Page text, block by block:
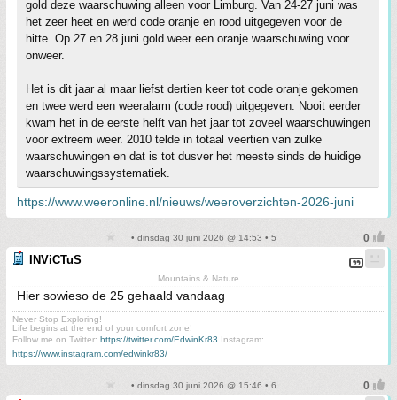
gold deze waarschuwing alleen voor Limburg. Van 24-27 juni was
het zeer heet en werd code oranje en rood uitgegeven voor de
hitte. Op 27 en 28 juni gold weer een oranje waarschuwing voor
onweer.
Het is dit jaar al maar liefst dertien keer tot code oranje gekomen
en twee werd een weeralarm (code rood) uitgegeven. Nooit eerder
kwam het in de eerste helft van het jaar tot zoveel waarschuwingen
voor extreem weer. 2010 telde in totaal veertien van zulke
waarschuwingen en dat is tot dusver het meeste sinds de huidige
waarschuwingssystematiek.
https://www.weeronline.nl/nieuws/weeroverzichten-2026-juni
• dinsdag 30 juni 2026 @ 14:53 • 5
INViCTuS
Mountains & Nature
Hier sowieso de 25 gehaald vandaag
Never Stop Exploring!
Life begins at the end of your comfort zone!
Follow me on Twitter: https://twitter.com/EdwinKr83 Instagram:
https://www.instagram.com/edwinkr83/
• dinsdag 30 juni 2026 @ 15:46 • 6